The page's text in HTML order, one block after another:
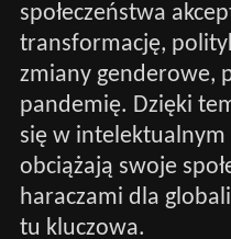
społeczeństwa
transformację,
zmiany genderowe,
pandemię. Dzięki
się w
obciążają swoje
haraczami dla
tu kluczowa.